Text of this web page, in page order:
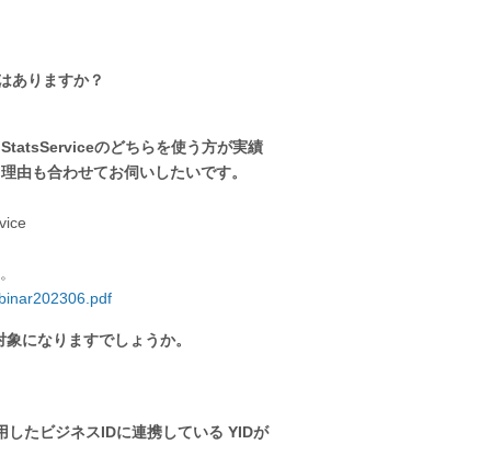
ありますか？
のどちらを使う方が実績
由も合わせてお伺いしたいです。
になりますでしょうか。
たビジネスIDに連携している YIDが